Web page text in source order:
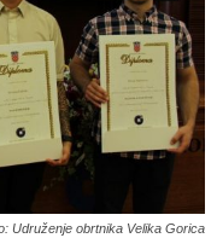
Udruženje obrtnika Velika Gorica